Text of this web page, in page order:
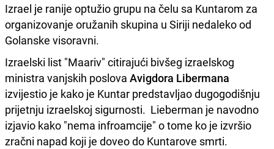
Izrael je ranije optužio grupu na čelu sa Kuntarom za
organizovanje oružanih skupina u Siriji nedaleko od
Golanske visoravni.
Izraelski list "Maariv" citirajući bivšeg izraelskog
ministra vanjskih poslova Avigdora Libermana
izvijestio je kako je Kuntar predstavljao dugogodišnju
prijetnju izraelskoj sigurnosti. Lieberman je navodno
izjavio kako "nema infroamcije" o tome ko je izvršio
zračni napad koji je doveo do Kuntarove smrti.